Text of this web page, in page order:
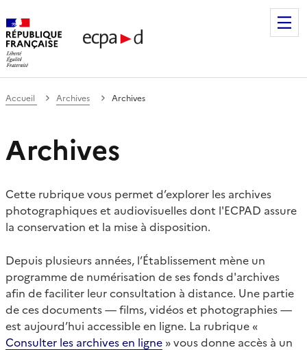
de communication et de production
Accueil Archives Archives
Archives
Cette rubrique vous permet d’explorer les archives
photographiques et audiovisuelles dont l'ECPAD assure
la conservation et la mise à disposition.
Depuis plusieurs années, l’Établissement mène un
programme de numérisation de ses fonds d'archives
afin de faciliter leur consultation à distance. Une partie
de ces documents — films, vidéos et photographies —
est aujourd’hui accessible en ligne. La rubrique «
Consulter les archives en ligne » vous donne accès à un